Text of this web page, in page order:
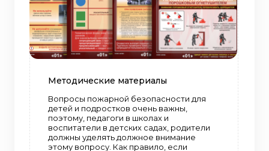
Методические материалы
Вопросы пожарной безопасности для
детей и подростков очень важны,
поэтому, педагоги в школах и
воспитатели в детских садах, родители
должны уделять должное внимание
этому вопросу. Как правило, если